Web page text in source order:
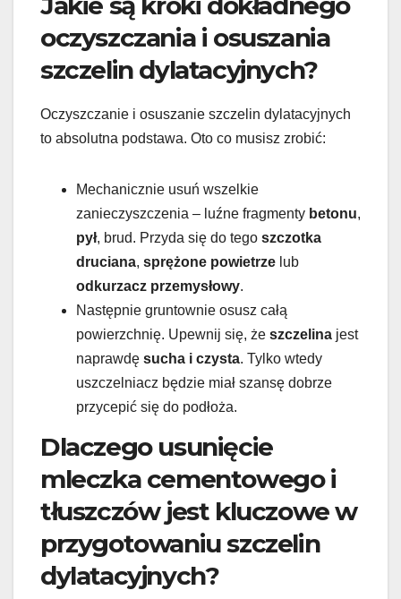
oczyszczania i osuszania
szczelin dylatacyjnych?
Oczyszczanie i osuszanie szczelin dylatacyjnych
to absolutna podstawa. Oto co musisz zrobić:
Mechanicznie usuń wszelkie
zanieczyszczenia – luźne fragmenty betonu,
pył, brud. Przyda się do tego szczotka
druciana, sprężone powietrze lub
odkurzacz przemysłowy.
Następnie gruntownie osusz całą
powierzchnię. Upewnij się, że szczelina jest
naprawdę sucha i czysta. Tylko wtedy
uszczelniacz będzie miał szansę dobrze
przycepić się do podłoża.
Dlaczego usunięcie
mleczka cementowego i
tłuszczów jest kluczowe w
przygotowaniu szczelin
dylatacyjnych?